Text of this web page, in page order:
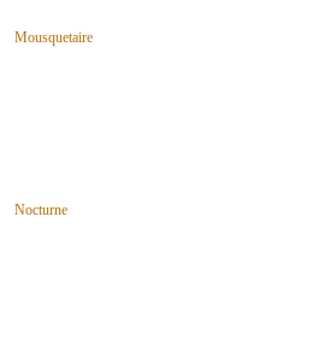
Mousquetaire
Nocturne